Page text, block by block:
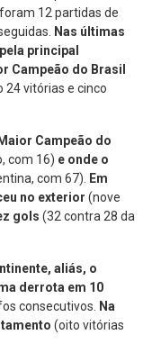
12 partidas de
Nas últimas
principal
Campeão do Brasil
24 vitórias e cinco
Campeão do
com 16) e onde o
com 67).
Em
no exterior (nove
gols (32 contra 28 da
aliás, o
derrota em 10
consecutivos.
Na
(oito vitórias